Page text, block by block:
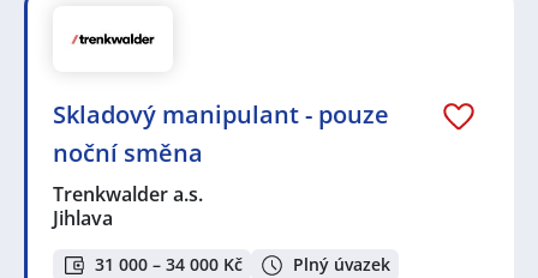
Skladový manipulant - pouze
noční směna
Trenkwalder a.s.
Jihlava
31 000 – 34 000 Kč Plný úvazek